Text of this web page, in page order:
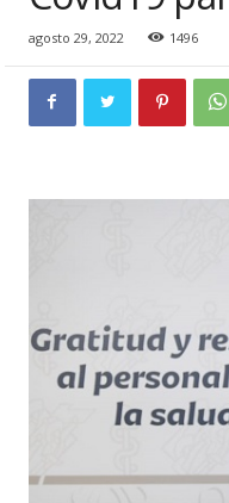
agosto 29, 2022 1496